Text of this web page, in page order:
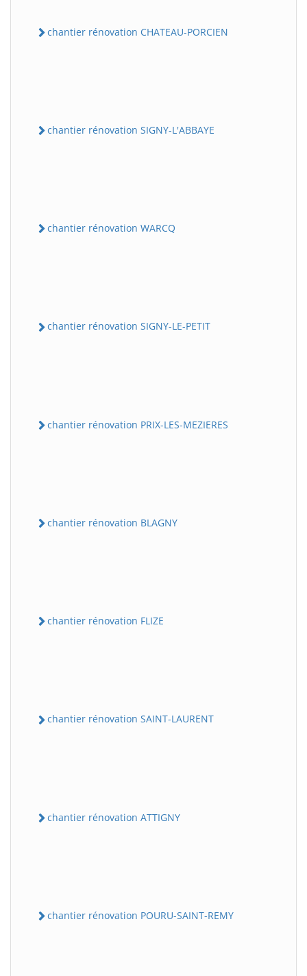
chantier rénovation CHATEAU-PORCIEN
chantier rénovation SIGNY-L'ABBAYE
chantier rénovation WARCQ
chantier rénovation SIGNY-LE-PETIT
chantier rénovation PRIX-LES-MEZIERES
chantier rénovation BLAGNY
chantier rénovation FLIZE
chantier rénovation SAINT-LAURENT
chantier rénovation ATTIGNY
chantier rénovation POURU-SAINT-REMY